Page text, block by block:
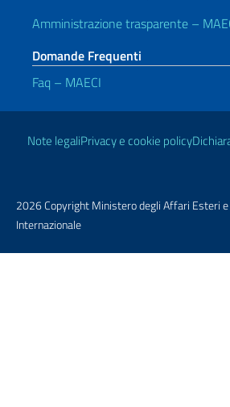
Amministrazione trasparente –
Domande Frequenti
Faq – MAECI
Link Utili
Note legaliPrivacy e cookie policy
2026 Copyright Ministero degli Affari Esteri e
Internazionale